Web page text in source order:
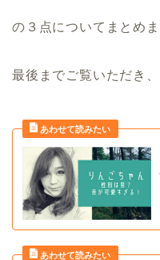
の３点についてまとめま
最後までご覧いただき